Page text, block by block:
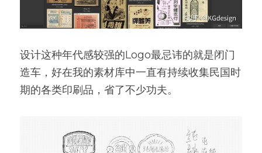
设计这种年代感较强的Logo最忌讳的就是闭门
造车，好在我的素材库中一直有持续收集民国时
期的各类印刷品，省了不少功夫。